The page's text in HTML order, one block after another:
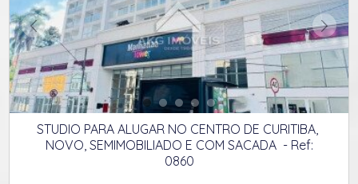
STUDIO PARA ALUGAR NO CENTRO DE CURITIBA,
NOVO, SEMIMOBILIADO E COM SACADA - Ref:
0860